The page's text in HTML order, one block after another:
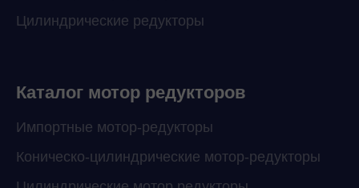
Цилиндрические редукторы
Каталог мотор редукторов
Импортные мотор-редукторы
Коническо-цилиндрические мотор-редукторы